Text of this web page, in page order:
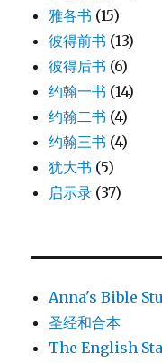
雅各书 (15)
彼得前书 (13)
彼得后书 (6)
约翰一书 (14)
约翰二书 (4)
约翰三书 (4)
犹大书 (5)
启示录 (37)
Anna's Bible
圣经和合本
The English